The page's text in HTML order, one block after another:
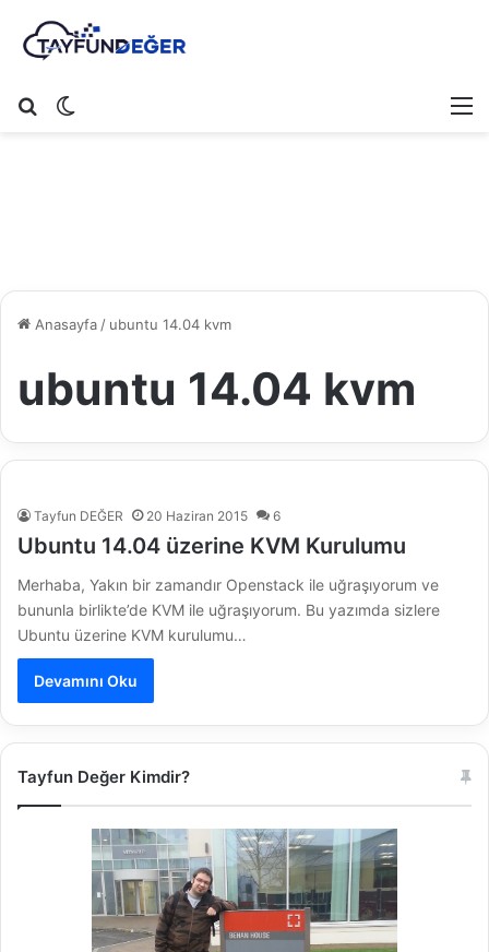
Arama yap ...
Anasayfa/ ubuntu 14.04 kvm
ubuntu 14.04 kvm
Tayfun DEĞER 20 Haziran 2015 6
Ubuntu 14.04 üzerine KVM Kurulumu
Merhaba, Yakın bir zamandır Openstack ile uğraşıyorum ve
bununla birlikte’de KVM ile uğraşıyorum. Bu yazımda sizlere
Ubuntu üzerine KVM kurulumu…
Devamını Oku
Tayfun Değer Kimdir?